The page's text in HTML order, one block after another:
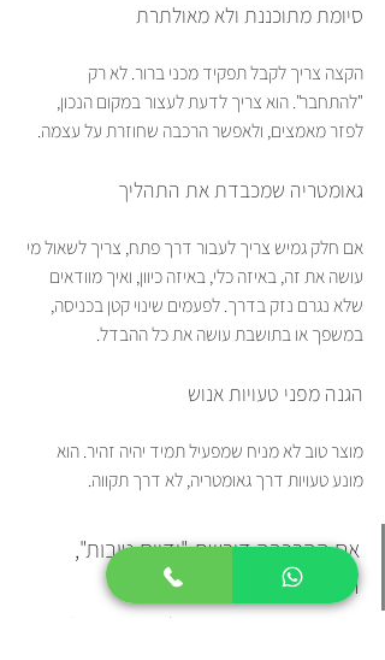
סיומת מתוכננת ולא מאולתרת
הקצה צריך לקבל תפקיד מכני ברור. לא רק
"להתחבר". הוא צריך לדעת לעצור במקום הנכון,
לפזר מאמצים, ולאפשר הרכבה שחוזרת על עצמה.
גאומטריה שמכבדת את התהליך
אם חלק גמיש צריך לעבור דרך פתח, צריך לשאול מי
עושה את זה, באיזה כלי, באיזה כיוון, ואיך מוודאים
שלא נגרם נזק בדרך. לפעמים שינוי קטן בכניסה,
במשפך או בתושבת עושה את כל ההבדל.
הגנה מפני טעויות אנוש
מוצר טוב לא מניח שמפעיל תמיד יהיה זהיר. הוא
מונע טעויות דרך גאומטריה, לא דרך תקווה.
אם ההרכבה דורשת "ידיים טובות",
המוצר עדיין לא בשל.
DFM/A ברכיבים גמישים הוא לא מותרות